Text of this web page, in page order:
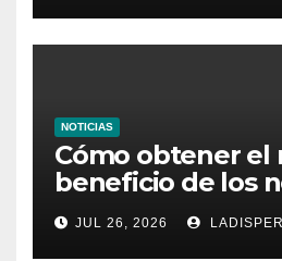
NOTICIAS
Cómo obtener el
beneficio de los
bonus codes de
JUL 26, 2026